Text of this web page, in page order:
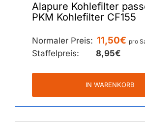
Alapure Kohlefilter
PKM Kohlefilter CF155
Normaler Preis: 11,50€ pro
Staffelpreis: 8,95€
IN WARENKORB